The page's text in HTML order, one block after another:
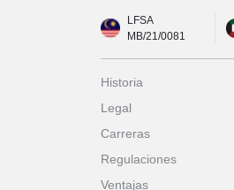
LFSA
MB/21/0081
Historia
Legal
Carreras
Regulaciones
Ventajas